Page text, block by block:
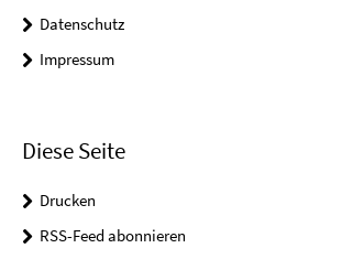
Datenschutz
Impressum
Diese Seite
Drucken
RSS-Feed abonnieren